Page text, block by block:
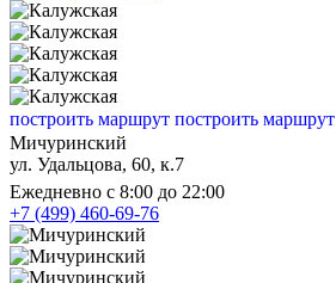
построить маршрут построить маршрут
Мичуринский
ул. Удальцова, 60, к.7
Ежедневно с 8:00 до 22:00
+7 (499) 460-69-76